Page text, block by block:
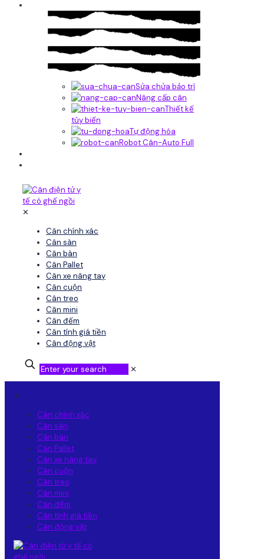
Sửa chửa bảo trì
Nâng cấp cân
Thiết kế
tùy biến
Tự động hóa
Robot Cân-Auto Full
✕
Cân chính xác
Cân sàn
Cân bàn
Cân Pallet
Cân xe nâng tay
Cân cuộn
Cân treo
Cân mini
Cân đếm
Cân tính giá tiền
Cân động vật
✕
✕
Cân chính xác
Cân sàn
Cân bàn
Cân Pallet
Cân xe nâng tay
Cân cuộn
Cân treo
Cân mini
Cân đếm
Cân tính giá tiền
Cân động vật